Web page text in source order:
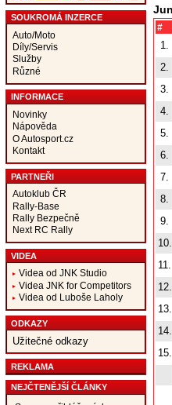
SOUKROMÁ INZERCE
Auto/Moto
Díly/Servis
Služby
Různé
INFORMACE
Novinky
Nápověda
O Autosport.cz
Kontakt
PARTNEŘI
Autoklub ČR
Rally-Base
Rally Bezpečně
Next RC Rally
VIDEA
Videa od JNK Studio
Videa JNK for Competitors
Videa od Luboše Laholy
ODKAZY
Užitečné odkazy
REKLAMA
NEJČTENĚJŠÍ ČLÁNKY
#
1.
2.
3.
4.
5.
6.
7.
8.
9.
10.
11.
12.
13.
14.
15.